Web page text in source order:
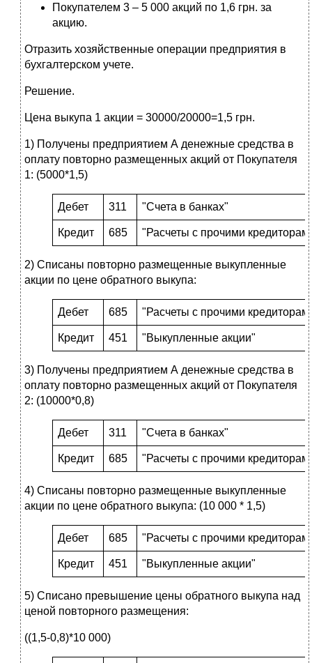
Покупателем 3 – 5 000 акций по 1,6 грн. за
акцию.
Отразить хозяйственные операции предприятия в
бухгалтерском учете.
Решение.
Цена выкупа 1 акции = 30000/20000=1,5 грн.
1) Получены предприятием А денежные средства в
оплату повторно размещенных акций от Покупателя
1: (5000*1,5)
Дебет 311 "Счета в банках"
Кредит 685 "Расчеты с прочими
2) Списаны повторно размещенные выкупленные
акции по цене обратного выкупа:
Дебет 685 "Расчеты с прочими
Кредит 451 "Выкупленные акции"
3) Получены предприятием А денежные средства в
оплату повторно размещенных акций от Покупателя
2: (10000*0,8)
Дебет 311 "Счета в банках"
Кредит 685 "Расчеты с прочими
4) Списаны повторно размещенные выкупленные
акции по цене обратного выкупа: (10 000 * 1,5)
Дебет 685 "Расчеты с прочими
Кредит 451 "Выкупленные акции"
5) Списано превышение цены обратного выкупа над
ценой повторного размещения:
((1,5-0,8)*10 000)